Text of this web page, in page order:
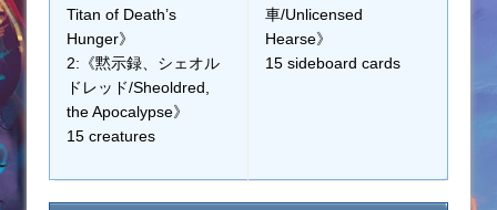
Titan of Death’s
Hunger》
2:《黙示録、シェオル
ドレッド/Sheoldred,
the Apocalypse》
15 creatures
車/Unlicensed
Hearse》
15 sideboard cards